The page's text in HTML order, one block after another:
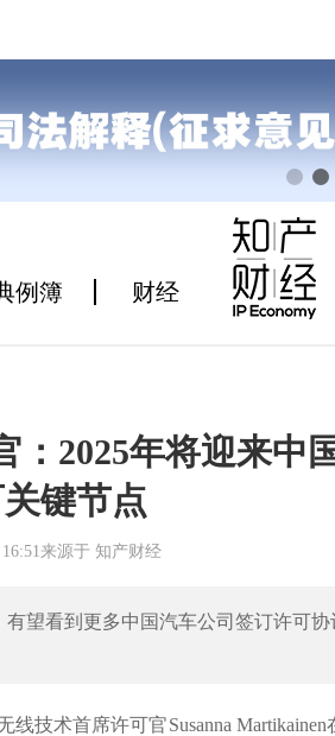
例簿 财经
2025年将迎来中
键节点
16:51来源于 知产财经
望看到更多中国汽车公司签订许可
术首席许可官Susanna Martikainen